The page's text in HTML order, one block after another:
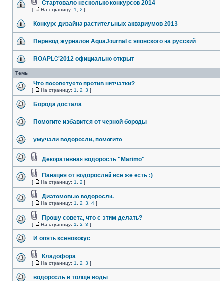
Стартовало несколько конкурсов 2014
[ На страницу: 1 2 ]
Конкурс дизайна растительных аквариумов 2013
Перевод журналов AquaJournal с японского на русский
ROAPLC'2012 официально открыт
Темы
Что посоветуете против нитчатки?
[ На страницу: 1 2 3 ]
Борода достала
Помогите избавится от черной бороды
умучали водоросли, помогите
Декоративная водоросль "Marimo"
Панацея от водорослей все же есть :)
[ На страницу: 1 2 ]
Диатомовые водоросли.
[ На страницу: 1 2 3 4 ]
Прошу совета, что с этим делать?
[ На страницу: 1 2 3 ]
И опять ксенококус
Кладофора
[ На страницу: 1 2 3 ]
водоросль в толще воды